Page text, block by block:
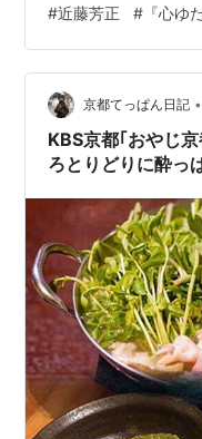
『スターキャッチ』
『うちうちの面達は
の下で』などの桜田
どの水沢林太郎、『
田…
#近藤芳正 # 『心ゆ
京都てっぱん日記 •
KBS京都｢おやじ
ろとりどりに酔っ